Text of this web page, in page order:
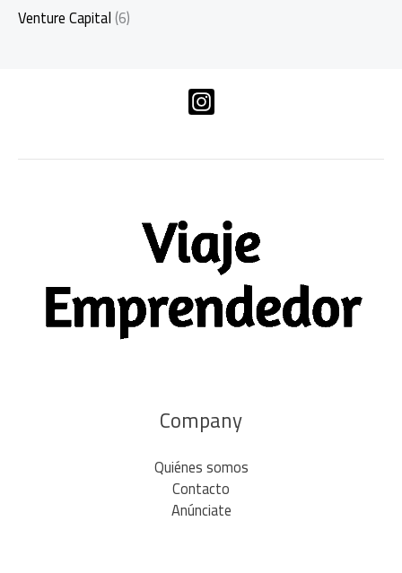
Venture Capital(6)
Company
Quiénes somos
Contacto
Anúnciate